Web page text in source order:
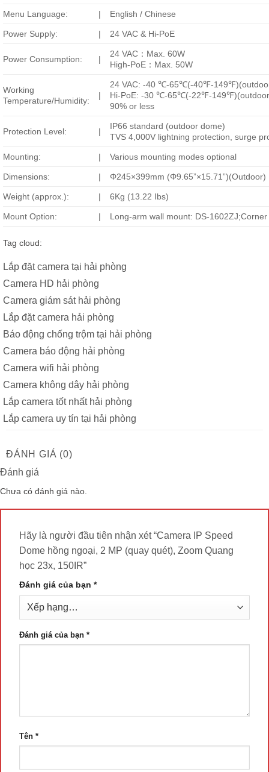
Menu Language: | English / Chinese
Power Supply: | 24 VAC & Hi-PoE
Power Consumption: |
24 VAC：Max. 60W
High-PoE：Max. 50W
Working
Temperature/Humidity:
|
24 VAC: -40 ℃-65℃(-40℉-
Hi-PoE: -30 ℃-65℃(-22℉-
90% or less
Protection Level: |
IP66 standard (outdoor dome)
TVS 4,000V lightning protection, surge
Mounting: | Various mounting modes optional
Dimensions: | Φ245×399mm (Φ9.65”×15.71”)(Outdoor)
Weight (approx.): | 6Kg (13.22 Ibs)
Mount Option: | Long-arm wall mount: DS-
Tag cloud:
Lắp đặt camera tại hải phòng
Camera HD hải phòng
Camera giám sát hải phòng
Lắp đặt camera hải phòng
Báo động chống trộm tại hải phòng
Camera báo động hải phòng
Camera wifi hải phòng
Camera không dây hải phòng
Lắp camera tốt nhất hải phòng
Lắp camera uy tín tại hải phòng
ĐÁNH GIÁ (0)
Đánh giá
Chưa có đánh giá nào.
Hãy là người đầu tiên nhận xét “Camera IP Speed
Dome hồng ngoại, 2 MP (quay quét), Zoom Quang
học 23x, 150IR”
Đánh giá của bạn *
Đánh giá của bạn *
Tên *